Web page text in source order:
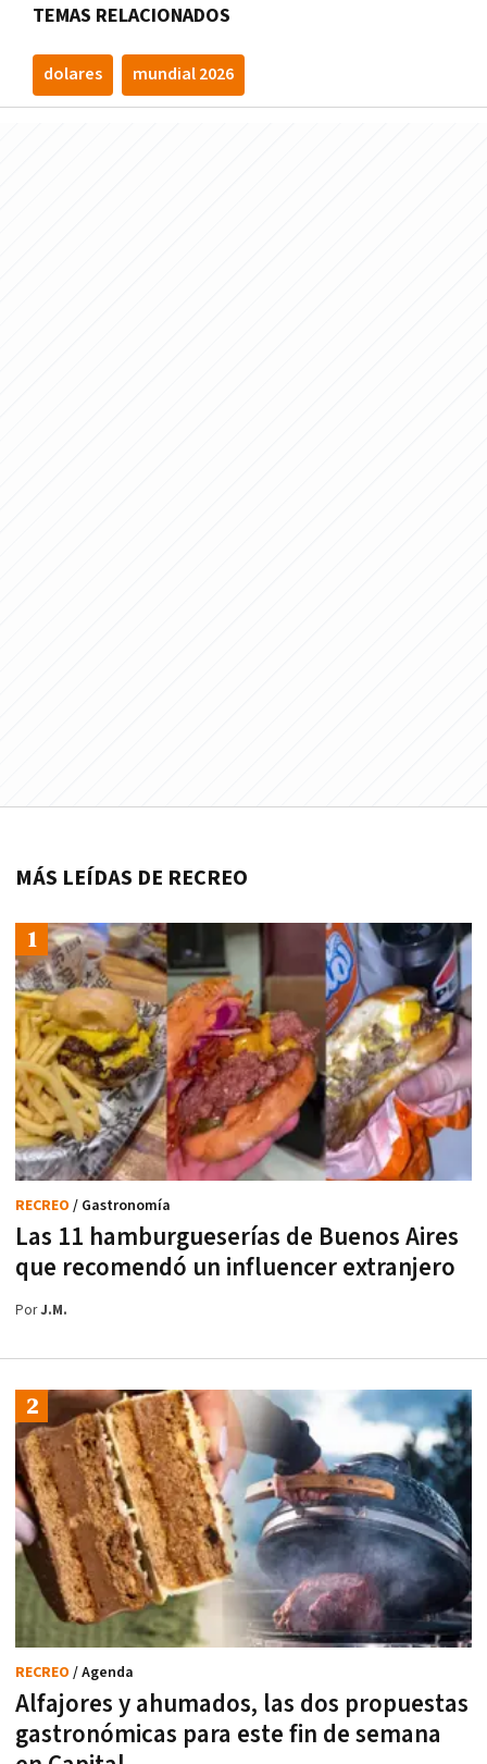
TEMAS RELACIONADOS
dolares mundial 2026
MÁS LEÍDAS DE RECREO
Las 11 hamburgueserías de Buenos Aires
que recomendó un influencer extranjero
RECREO / Gastronomía
PorJ.M.
Alfajores y ahumados, las dos propuestas
gastronómicas para este fin de semana
RECREO / Agenda